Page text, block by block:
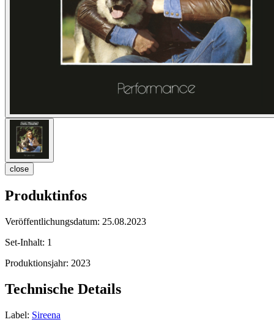
close
Produktinfos
Veröffentlichungsdatum: 25.08.2023
Set-Inhalt: 1
Produktionsjahr: 2023
Technische Details
Label: Sireena